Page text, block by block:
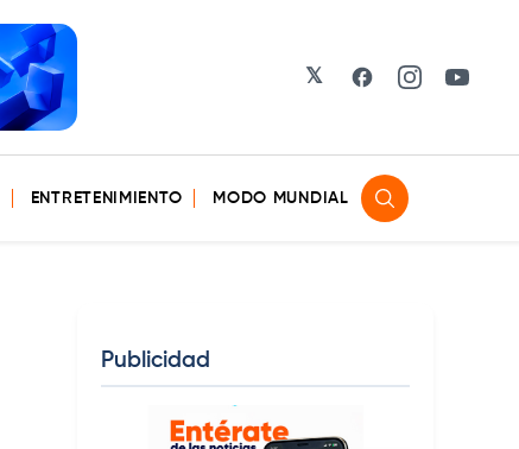
𝕏 Facebook
Instagram
ENTRETENIMIENTO MODO MUNDIAL
Publicidad